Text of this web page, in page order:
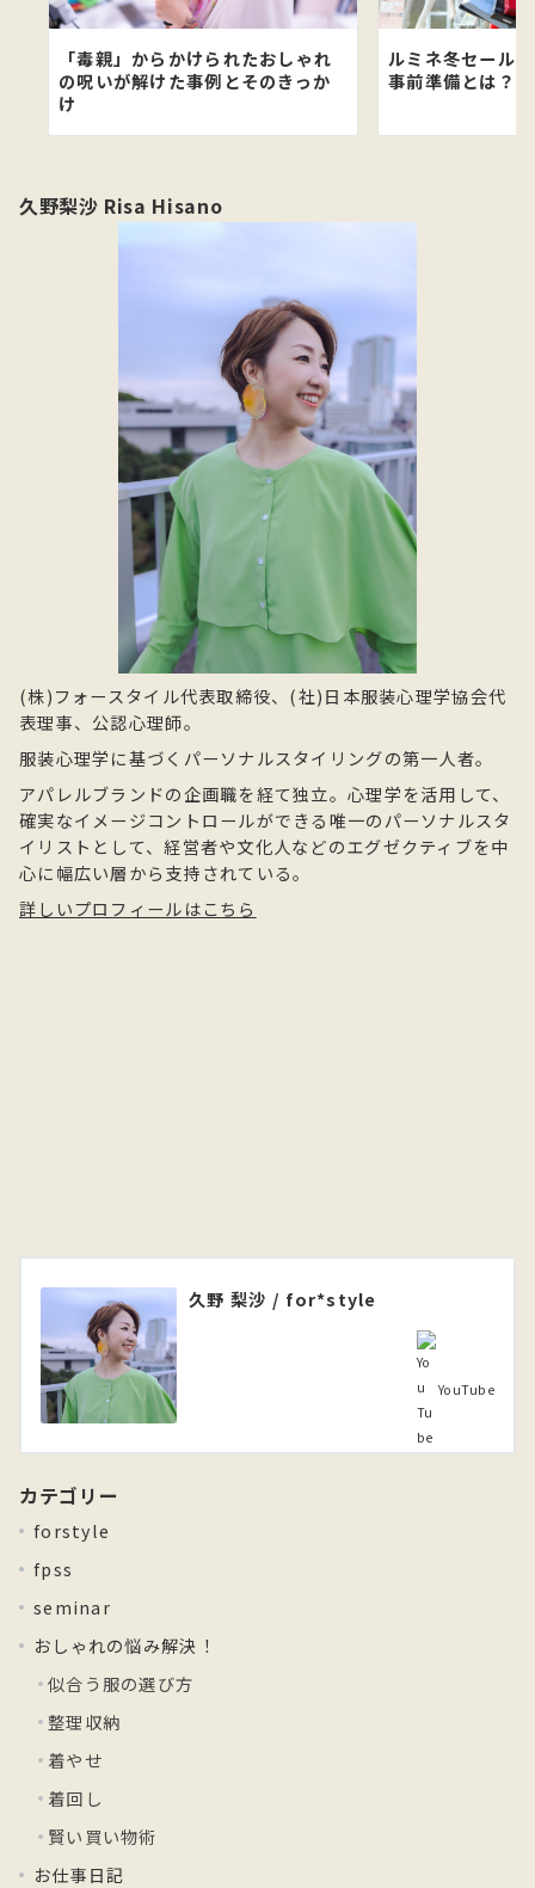
「毒親」からかけられたおしゃれ
の呪いが解けた事例とそのきっか
け
ルミネ冬セール
事前準備とは？
久野梨沙 Risa Hisano
(株)フォースタイル代表取締役、(社)日本服装心理学協会代
表理事、公認心理師。
服装心理学に基づくパーソナルスタイリングの第一人者。
アパレルブランドの企画職を経て独立。心理学を活用して、
確実なイメージコントロールができる唯一のパーソナルスタ
イリストとして、経営者や文化人などのエグゼクティブを中
心に幅広い層から支持されている。
詳しいプロフィールはこちら
久野 梨沙 / for*style
YouTube
カテゴリー
forstyle
fpss
seminar
おしゃれの悩み解決！
似合う服の選び方
整理収納
着やせ
着回し
賢い買い物術
お仕事日記